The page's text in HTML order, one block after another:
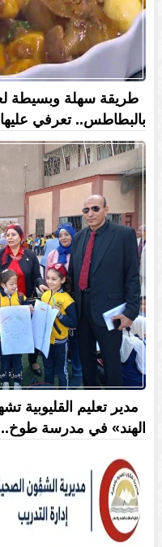
طريقة سهلة وبسيطة
بالبطاطس.. تعرفي عليها
مدير تعليم القليوبية
الهند» في مدرسة